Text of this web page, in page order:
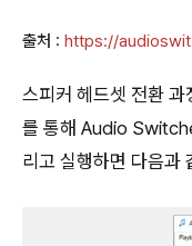
출처 : https://
스피커 헤드셋 전환
를 통해 Audio
리고 실행하면 다음과